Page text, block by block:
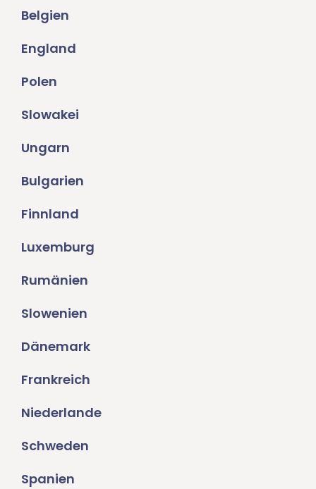
Belgien
England
Polen
Slowakei
Ungarn
Bulgarien
Finnland
Luxemburg
Rumänien
Slowenien
Dänemark
Frankreich
Niederlande
Schweden
Spanien